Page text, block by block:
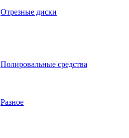
Отрезные диски
Полировальные средства
Разное